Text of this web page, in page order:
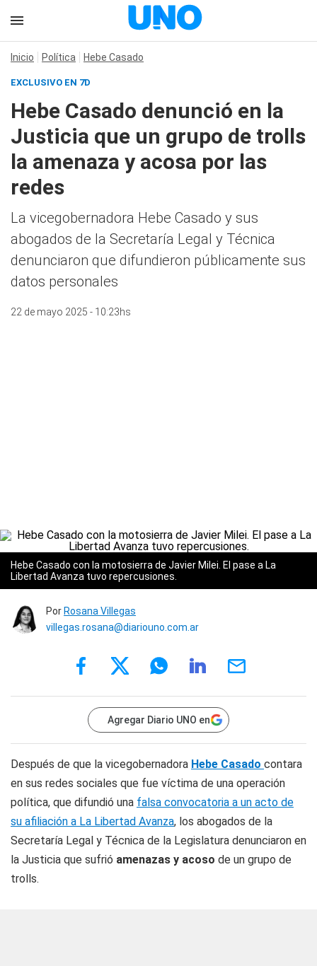
Inicio Política Hebe Casado
EXCLUSIVO EN 7D
Hebe Casado denunció en la
Justicia que un grupo de trolls
la amenaza y acosa por las
redes
La vicegobernadora Hebe Casado y sus
abogados de la Secretaría Legal y Técnica
denunciaron que difundieron públicamente sus
datos personales
22 de mayo 2025 - 10:23hs
Hebe Casado con la motosierra de Javier Milei. El pase a La
Libertad Avanza tuvo repercusiones.
Por Rosana Villegas
villegas.rosana@diariouno.com.ar
Agregar Diario UNO en
Después de que la vicegobernadora Hebe Casado contara
en sus redes sociales que fue víctima de una operación
política, que difundió una falsa convocatoria a un acto de
su afiliación a La Libertad Avanza, los abogados de la
Secretaría Legal y Técnica de la Legislatura denunciaron en
la Justicia que sufrió amenazas y acoso de un grupo de
trolls.